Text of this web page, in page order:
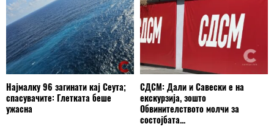
Најмалку 96 загинати кај Сеута;
спасувачите: Глетката беше
ужасна
СДСМ: Дали и Савески е на
екскурзија, зошто
Обвинителството молчи за
состојбата...